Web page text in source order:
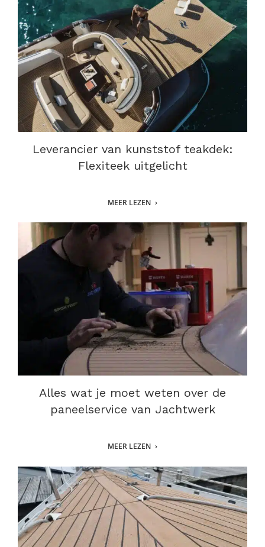
Leverancier van kunststof teakdek:
Flexiteek uitgelicht
MEER LEZEN
Alles wat je moet weten over de
paneelservice van Jachtwerk
MEER LEZEN